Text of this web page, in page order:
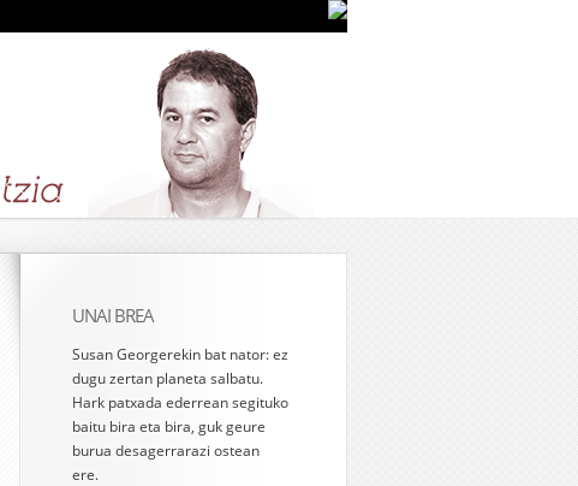
UNAI BREA
Susan Georgerekin bat nator: ez
dugu zertan planeta salbatu.
Hark patxada ederrean segituko
baitu bira eta bira, guk geure
burua desagerrarazi ostean
ere.